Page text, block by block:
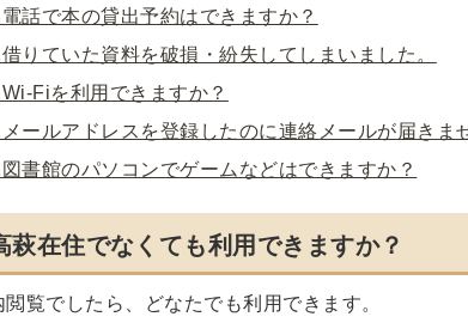
話で本の貸出予約はできますか？
りていた資料を破損・紛失してしまいました。
Fiを利用できますか？
ールアドレスを登録したのに連絡メールが届きま
書館のパソコンでゲームなどはできますか？
萩在住でなくても利用できますか？
閲覧でしたら、どなたでも利用できます。